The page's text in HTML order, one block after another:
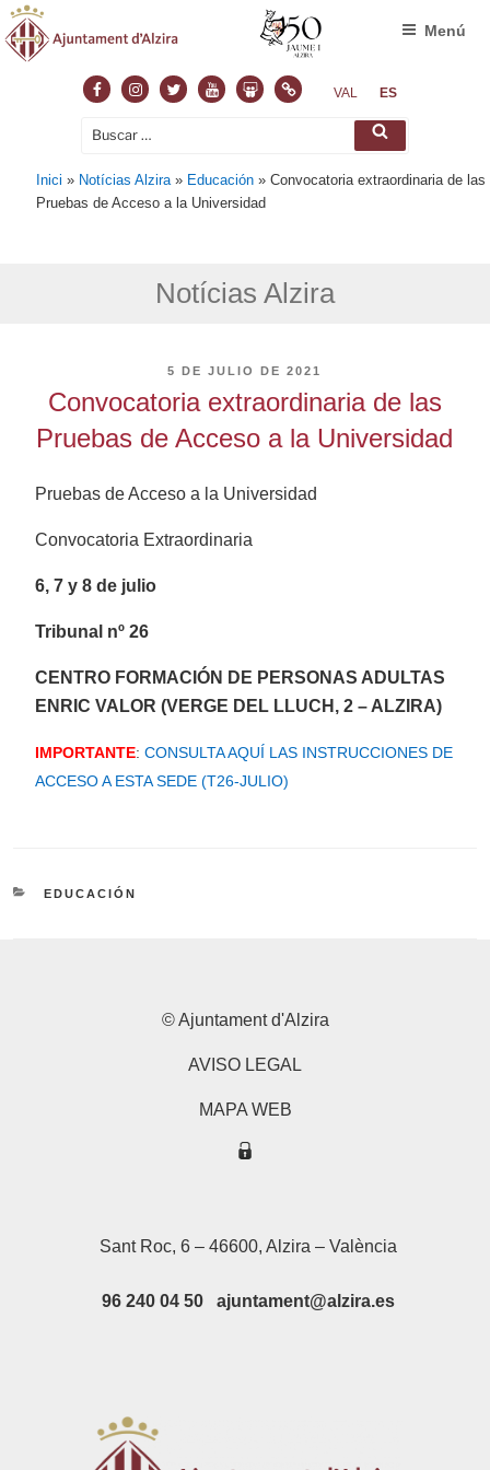
FacebookInstagram
TwitterYoutubeSlideshare
NormasVAL ES
Buscar
Buscar
Menú
Inici » Notícias Alzira » Educación »Convocatoria extraordinaria de las
Pruebas de Acceso a la Universidad
Notícias Alzira
PUBLICADO
5 DE JULIO DE 2021
Convocatoria extraordinaria de las
Pruebas de Acceso a la Universidad
Pruebas de Acceso a la Universidad
Convocatoria Extraordinaria
6, 7 y 8 de julio
Tribunal nº 26
CENTRO FORMACIÓN DE PERSONAS ADULTAS
ENRIC VALOR (VERGE DEL LLUCH, 2 – ALZIRA)
IMPORTANTE:CONSULTA AQUÍ LAS INSTRUCCIONES DE
ACCESO A ESTA SEDE (T26-JULIO)
CATEGORÍAS
EDUCACIÓN
© Ajuntament d'Alzira
AVISO LEGAL
MAPA WEB
Sant Roc, 6 – 46600, Alzira – València
96 240 04 50 ajuntament@alzira.es